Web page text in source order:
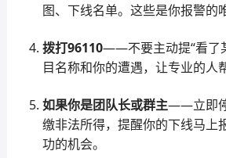
图、下线名单。这些是你报警的
拨打96110——不要主动提“看了
目名称和你的遭遇，让专业的人
如果你是团队长或群主——立即
缴非法所得，提醒你的下线马上
功的机会。